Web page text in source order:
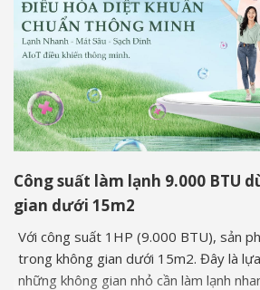
Công suất làm lạnh 9.000 BTU
gian dưới 15m2
Với công suất 1HP (9.000 BTU), sản
trong không gian dưới 15m2. Đây là
những không gian nhỏ cần làm lạnh